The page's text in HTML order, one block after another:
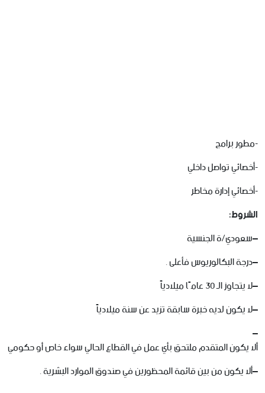
-مطور برامج
-أخصائي تواصل داخلي
-أخصائي إدارة مخاطر
الشروط:
–سعودي/ةالجنسية
–درجةالبكالوريوسفأعلى.
–لايتجاوزالـ30 عامًاميلادياً
–لايكونلديهخبرةسابقةتزيدعنسنة ميلادياً
–
ألايكونالمتقدمملتحقبأيعملفيالقطاعالحاليسواءخاصأوحكومي
–ألايكونمنبينقائمةالمحظورينفيصندوقالمواردالبشرية.